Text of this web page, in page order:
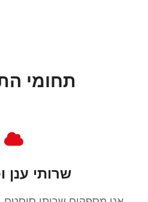
תחומי
שרותי ענן